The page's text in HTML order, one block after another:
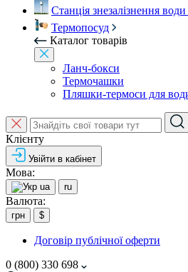
Станція знезалізнення
Термопосуд
Каталог товарів
Ланч-бокси
Термочашки
Пляшки-термоси для
Клієнту
Увійти в кабінет
Мова:
ua ru
Валюта:
грн $
Договір публічної оферти
0 (800) 330 698